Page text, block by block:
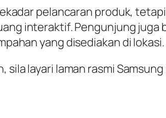
pelancaran produk,
interaktif. Pengunjung
yang disediakan di lokasi.
layari laman rasmi Samsung